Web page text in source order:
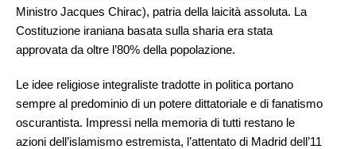
Ministro Jacques Chirac), patria della laicità assoluta. La
Costituzione iraniana basata sulla sharia era stata
approvata da oltre l’80% della popolazione.
Le idee religiose integraliste tradotte in politica portano
sempre al predominio di un potere dittatoriale e di fanatismo
oscurantista. Impressi nella memoria di tutti restano le
azioni dell’islamismo estremista, l’attentato di Madrid dell’11